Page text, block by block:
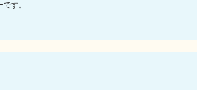
す。